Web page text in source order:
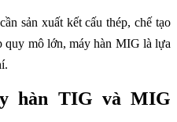
sản xuất kết cấu thép, chế tạo
quy mô lớn, máy hàn MIG là lựa
hàn TIG và MIG